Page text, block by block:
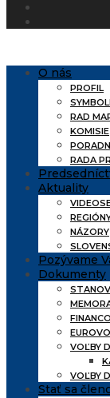
O nás
PROFIL
RAD
KOMISIE
RADA
Aktuality
NÁZORY
Pozývame
Dokumenty
VOĽBY
VOĽBY
Stať sa